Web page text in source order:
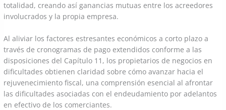
totalidad, creando así ganancias mutuas entre los acreedores
involucrados y la propia empresa.
Al aliviar los factores estresantes económicos a corto plazo a
través de cronogramas de pago extendidos conforme a las
disposiciones del Capítulo 11, los propietarios de negocios en
dificultades obtienen claridad sobre cómo avanzar hacia el
rejuvenecimiento fiscal, una comprensión esencial al afrontar
las dificultades asociadas con el endeudamiento por adelantos
en efectivo de los comerciantes.